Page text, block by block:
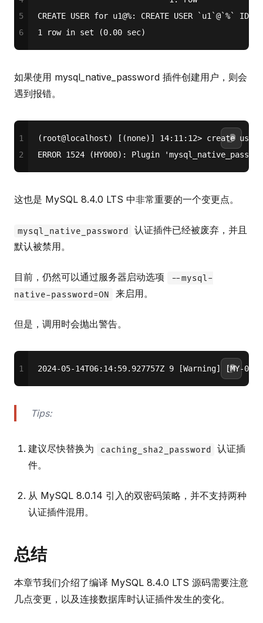
5
6
CREATE USER for u1@%: CREATE USER `u1`@`%`
1 row in set (0.00 sec)
如果使用 mysql_native_password 插件创建用户，则会
遇到报错。
1
2
(root@localhost) [(none)] 14: 11: 12> create user
ERROR 1524 (HY000): Plugin
这也是 MySQL 8.4.0 LTS 中非常重要的一个变更点。
mysql_native_password
认证插件已经被废弃，并且
默认被禁用。
目前，仍然可以通过服务器启动选项
--mysql-
native-password=ON
来启用。
但是，调用时会抛出警告。
1 2024-05-14T06:14:59.927757Z 9 [Warning] [MY-
Tips:
建议尽快替换为 caching_sha2_password
认证插
件。
从 MySQL 8.0.14 引入的双密码策略，并不支持两种
认证插件混用。
总结
本章节我们介绍了编译 MySQL 8.4.0 LTS 源码需要注意
几点变更，以及连接数据库时认证插件发生的变化。